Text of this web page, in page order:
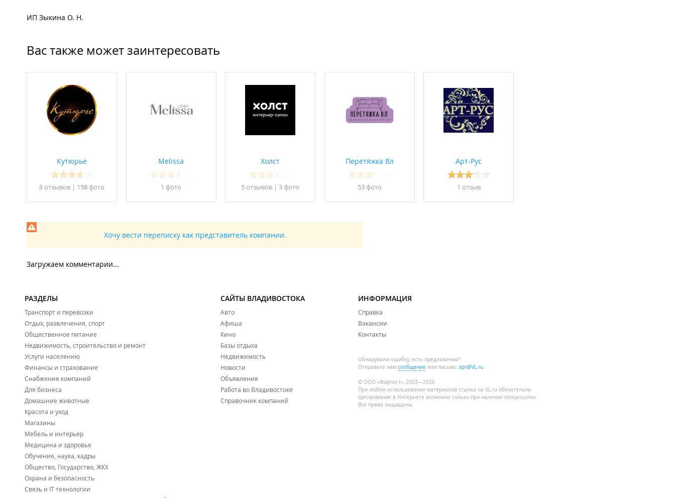
ИП Зыкина О. Н.
Вас также может заинтересовать
Кутюрье
8 отзывов | 198 фото
Melissa
1 фото
Холст
5 отзывов | 3 фото
Перетяжка Вл
53 фото
Арт-Рус
1 отзыв
Хочу вести переписку как представитель компании.
Загружаем комментарии...
РАЗДЕЛЫ
Транспорт и перевозки
Отдых, развлечения, спорт
Общественное питание
Недвижимость, строительство и ремонт
Услуги населению
Финансы и страхование
Снабжение компаний
Для бизнеса
Домашние животные
Красота и уход
Магазины
Мебель и интерьер
Медицина и здоровье
Обучение, наука, кадры
Общество, Государство, ЖКХ
Охрана и безопасность
Связь и IT технологии
САЙТЫ ВЛАДИВОСТОКА
Авто
Афиша
Кино
Базы отдыха
Недвижимость
Новости
Объявления
Работа во Владивостоке
Справочник компаний
ИНФОРМАЦИЯ
Справка
Вакансии
Контакты
Обнаружили ошибку, есть предложения?
Отправьте нам сообщение или письмо: spr@VL.ru
© ООО «Фарпост», 2003—2026
При любом использовании материалов ссылка на VL.ru обязательна.
Цитирование в Интернете возможно только при наличии гиперссылки.
Все права защищены.